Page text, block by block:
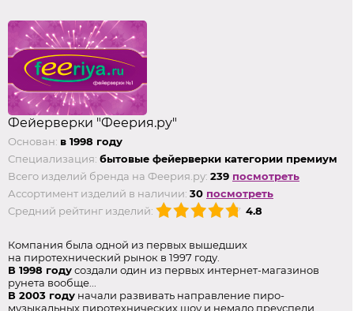
Фейерверки "Феерия.ру"
Основан: в 1998 году
Специализация: бытовые фейерверки категории премиум
Всего изделий бренда на Феерия.ру: 239 посмотреть
Ассортимент изделий в наличии: 30 посмотреть
Средний рейтинг изделий:
4.8
Компания была одной из первых вышедших
на пиротехнический рынок в 1997 году.
В 1998 годусоздали один из первых интернет-магазинов
рунета вообще...
В 2003 году начали развивать направление пиро-
музыкальных пиротехнических шоу и немало преуспели